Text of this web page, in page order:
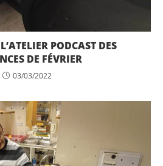
PODCAST DES
DE FÉVRIER
03/03/2022